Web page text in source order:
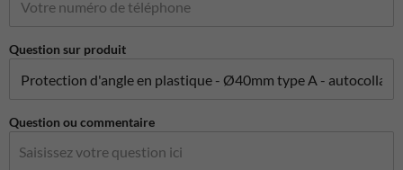
Question sur produit
Question ou commentaire